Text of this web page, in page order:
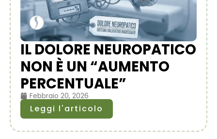
IL DOLORE NEUROPATICO
NON È UN “AUMENTO
PERCENTUALE”
Febbraio 20, 2026
Leggi l'articolo